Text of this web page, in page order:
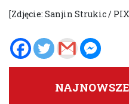
[Zdjęcie: Sanjin Strukic /